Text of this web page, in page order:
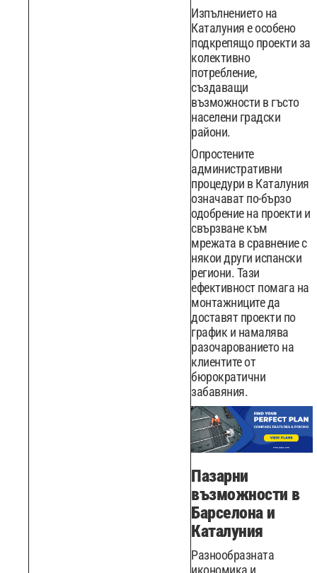
Изпълнението на
Каталуния е особено
подкрепящо проекти за
колективно
потребление,
създаващи
възможности в гъсто
населени градски
райони.
Опростените
административни
процедури в Каталуния
означават по-бързо
одобрение на проекти и
свързване към
мрежата в сравнение с
някои други испански
региони. Тази
ефективност помага на
монтажниците да
доставят проекти по
график и намалява
разочарованието на
клиентите от
бюрократични
забавяния.
Пазарни
възможности в
Барселона и
Каталуния
Разнообразната
икономика и